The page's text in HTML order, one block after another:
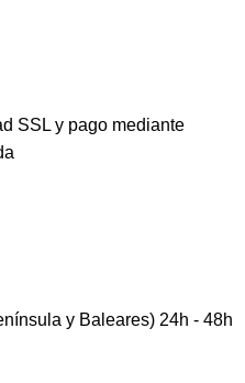
SSL y pago mediante
y Baleares) 24h - 48h